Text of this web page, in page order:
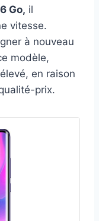
Go, il
vitesse.
à nouveau
modèle,
en raison
prix.